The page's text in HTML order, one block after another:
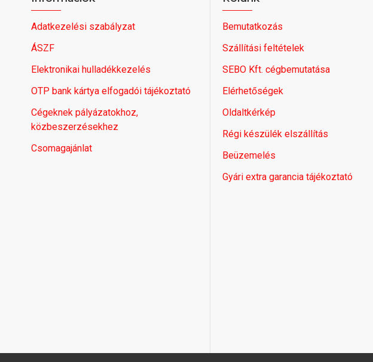
Adatkezelési szabályzat
ÁSZF
Elektronikai hulladékkezelés
OTP bank kártya elfogadói tájékoztató
Cégeknek pályázatokhoz,
közbeszerzésekhez
Csomagajánlat
Bemutatkozás
Szállítási feltételek
SEBO Kft. cégbemutatása
Elérhetőségek
Oldaltkérkép
Régi készülék elszállítás
Beüzemelés
Gyári extra garancia tájékoztató